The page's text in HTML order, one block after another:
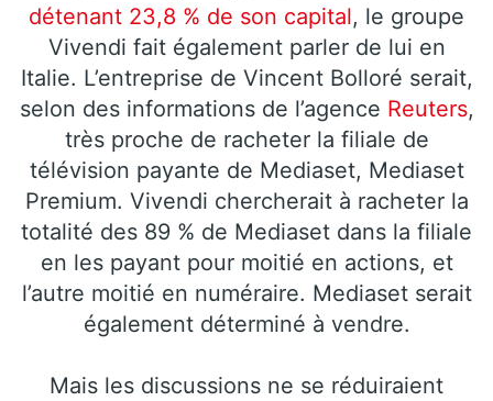
détenant 23,8 % de son capital, le groupe
Vivendi fait également parler de lui en
Italie. L’entreprise de Vincent Bolloré serait,
selon des informations de l’agence Reuters,
très proche de racheter la filiale de
télévision payante de Mediaset, Mediaset
Premium. Vivendi chercherait à racheter la
totalité des 89 % de Mediaset dans la filiale
en les payant pour moitié en actions, et
l’autre moitié en numéraire. Mediaset serait
également déterminé à vendre.
Mais les discussions ne se réduiraient